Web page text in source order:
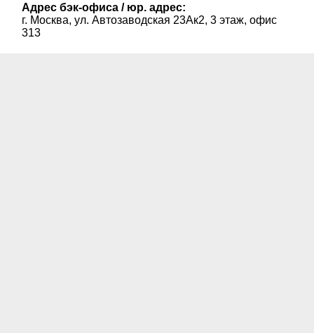
Адрес бэк-офиса / юр. адрес:
г. Москва, ул. Автозаводская 23Ак2, 3 этаж, офис
313